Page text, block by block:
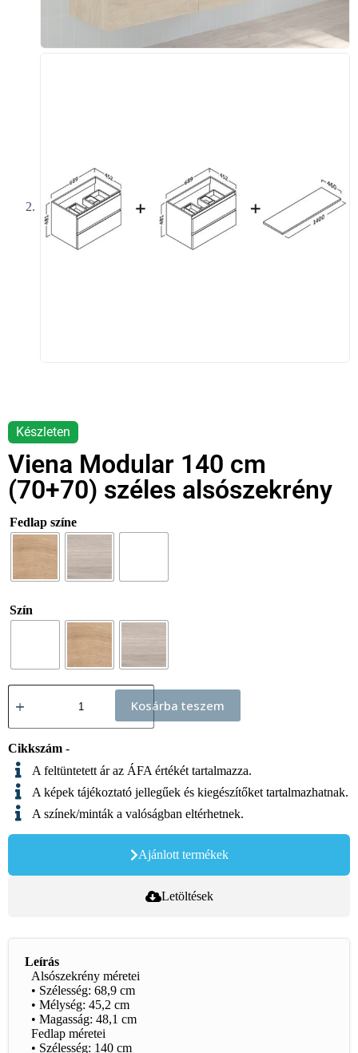
Viena Modular 140 cm
(70+70) széles alsószekrény
Fedlap színe
Szín
Kosárba teszem
Cikkszám -
A feltüntetett ár az ÁFA értékét tartalmazza.
A képek tájékoztató jellegűek és kiegészítőket tartalmazhatnak.
A színek/minták a valóságban eltérhetnek.
Ajánlott termékek
Letöltések
Leírás
Alsószekrény méretei
• Szélesség: 68,9 cm
• Mélység: 45,2 cm
• Magasság: 48,1 cm
Fedlap méretei
• Szélesség: 140 cm